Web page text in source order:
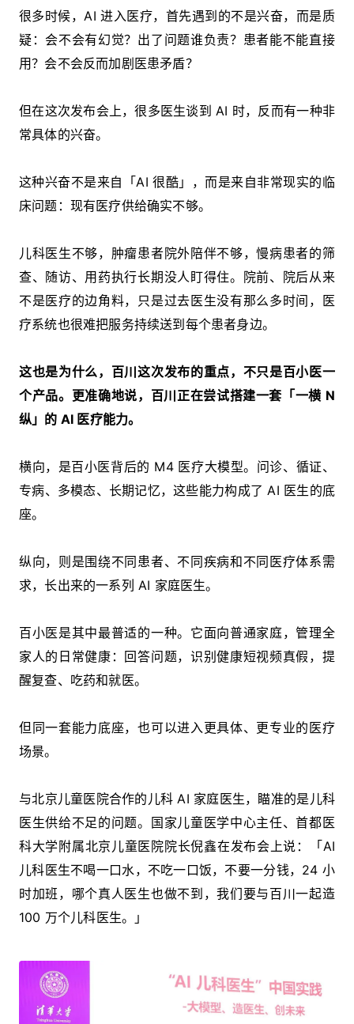
很多时候，AI 进入医疗，首先遇到的不是兴奋，而是质
疑：会不会有幻觉？出了问题谁负责？患者能不能直接
用？会不会反而加剧医患矛盾？
但在这次发布会上，很多医生谈到 AI 时，反而有一种非
常具体的兴奋。
这种兴奋不是来自「AI 很酷」，而是来自非常现实的临
床问题：现有医疗供给确实不够。
儿科医生不够，肿瘤患者院外陪伴不够，慢病患者的筛
查、随访、用药执行长期没人盯得住。院前、院后从来
不是医疗的边角料，只是过去医生没有那么多时间，医
疗系统也很难把服务持续送到每个患者身边。
这也是为什么，百川这次发布的重点，不只是百小医一
个产品。更准确地说，百川正在尝试搭建一套「一横 N
纵」的 AI 医疗能力。
横向，是百小医背后的 M4 医疗大模型。问诊、循证、
专病、多模态、长期记忆，这些能力构成了 AI 医生的底
座。
纵向，则是围绕不同患者、不同疾病和不同医疗体系需
求，长出来的一系列 AI 家庭医生。
百小医是其中最普适的一种。它面向普通家庭，管理全
家人的日常健康：回答问题，识别健康短视频真假，提
醒复查、吃药和就医。
但同一套能力底座，也可以进入更具体、更专业的医疗
场景。
与北京儿童医院合作的儿科 AI 家庭医生，瞄准的是儿科
医生供给不足的问题。国家儿童医学中心主任、首都医
科大学附属北京儿童医院院长倪鑫在发布会上说：「AI
儿科医生不喝一口水，不吃一口饭，不要一分钱，24 小
时加班，哪个真人医生也做不到，我们要与百川一起造
100 万个儿科医生。」